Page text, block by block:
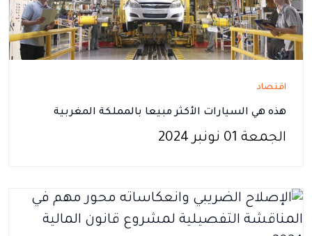
اقتصاد
هذه هي السيارات الأكثر مبيعا بالمملكة المغربية
الجمعة 01 نونبر 2024